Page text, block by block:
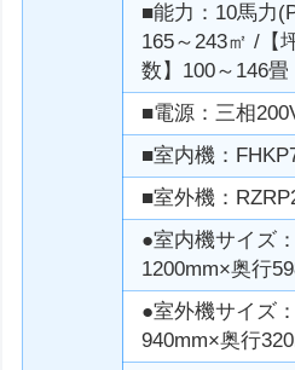
■能力：10馬力
165～243㎡ /【
数】100～146畳
■電源：三相
■室内機：
■室外機：
●室内機サイズ
1200mm×奥行
●室外機サイズ
940mm×奥行